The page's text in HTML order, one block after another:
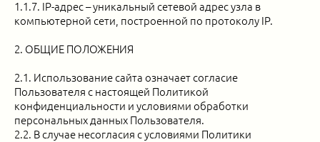
1.1.7. IP-адрес – уникальный сетевой адрес узла в
компьютерной сети, построенной по протоколу IP.
2. ОБЩИЕ ПОЛОЖЕНИЯ
2.1. Использование сайта означает согласие
Пользователя с настоящей Политикой
конфиденциальности и условиями обработки
персональных данных Пользователя.
2.2. В случае несогласия с условиями Политики